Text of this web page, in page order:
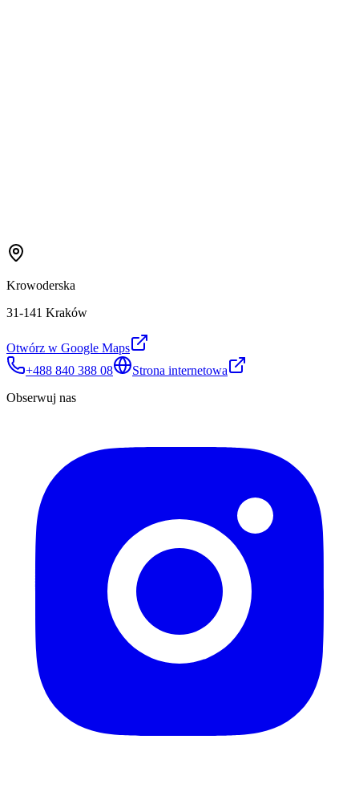
Krowoderska
31-141 Kraków
Otwórz w Google Maps
+488 840 388 08
Strona internetowa
Obserwuj nas